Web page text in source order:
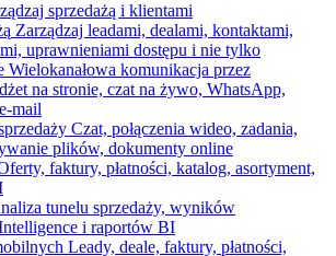
sprzedażą i klientami
Zarządzaj leadami, dealami, kontaktami,
uprawnieniami dostępu i nie tylko
Wielokanałowa komunikacja przez
na stronie, czat na żywo, WhatsApp,
mail
Czat, połączenia wideo, zadania,
plików, dokumenty online
faktury, płatności, katalog, asortyment,
tunelu sprzedaży, wyników
i raportów BI
Leady, deale, faktury, płatności,